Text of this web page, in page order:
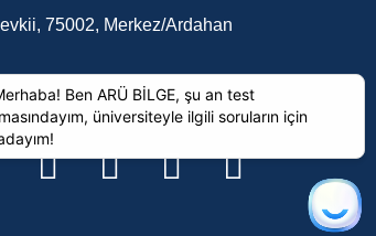
75002, Merkez/Ardahan